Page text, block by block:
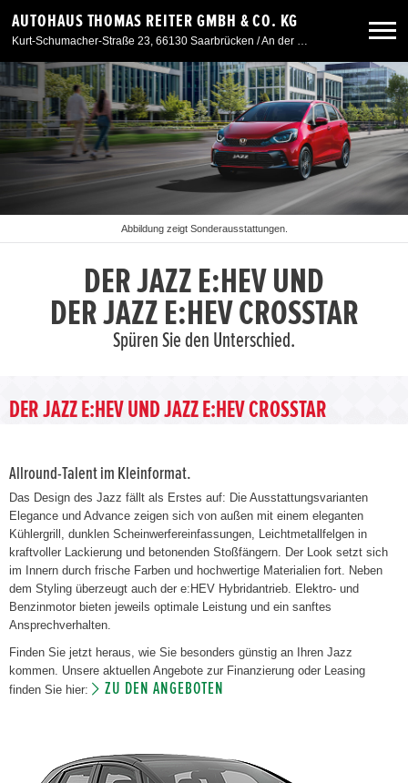
AUTOHAUS THOMAS REITER GMBH & CO. KG
Kurt-Schumacher-Straße 23, 66130 Saarbrücken / An der Windmühle 7, 66780 Siersburg
Neuwagen
Gebrauchtwagen
Unser Autohaus
Abbildung zeigt Sonderausstattungen.
DER JAZZ E:HEV UND
DER JAZZ E:HEV CROSSTAR
Spüren Sie den Unterschied.
DER JAZZ E:HEV UND JAZZ E:HEV CROSSTAR
Allround-Talent im Kleinformat.
Das Design des Jazz fällt als Erstes auf: Die Ausstattungsvarianten
Elegance und Advance zeigen sich von außen mit einem eleganten
Kühlergrill, dunklen Scheinwerfereinfassungen, Leichtmetallfelgen in
kraftvoller Lackierung und betonenden Stoßfängern. Der Look setzt sich
im Innern durch frische Farben und hochwertige Materialien fort. Neben
dem Styling überzeugt auch der e:HEV Hybridantrieb. Elektro- und
Benzinmotor bieten jeweils optimale Leistung und ein sanftes
Ansprechverhalten.
Finden Sie jetzt heraus, wie Sie besonders günstig an Ihren Jazz
kommen. Unsere aktuellen Angebote zur Finanzierung oder Leasing
finden Sie hier:
ZU DEN ANGEBOTEN